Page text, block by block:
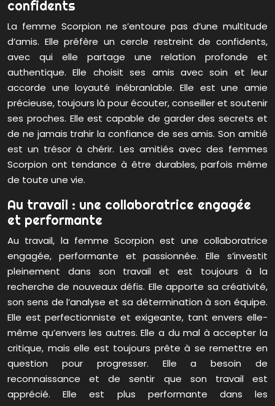
confidents
La femme Scorpion ne s’entoure pas d’une multitude
d’amis. Elle préfère un cercle restreint de confidents,
avec qui elle partage une relation profonde et
authentique. Elle choisit ses amis avec soin et leur
accorde une loyauté inébranlable. Elle est une amie
précieuse, toujours là pour écouter, conseiller et soutenir
ses proches. Elle est capable de garder des secrets et
de ne jamais trahir la confiance de ses amis. Son amitié
est un trésor à chérir. Les amitiés avec des femmes
Scorpion ont tendance à être durables, parfois même
de toute une vie.
Au travail : une collaboratrice engagée
et performante
Au travail, la femme Scorpion est une collaboratrice
engagée, performante et passionnée. Elle s’investit
pleinement dans son travail et est toujours à la
recherche de nouveaux défis. Elle apporte sa créativité,
son sens de l’analyse et sa détermination à son équipe.
Elle est perfectionniste et exigeante, tant envers elle-
même qu’envers les autres. Elle a du mal à accepter la
critique, mais elle est toujours prête à se remettre en
question pour progresser. Elle a besoin de
reconnaissance et de sentir que son travail est
apprécié. Elle est plus performante dans les